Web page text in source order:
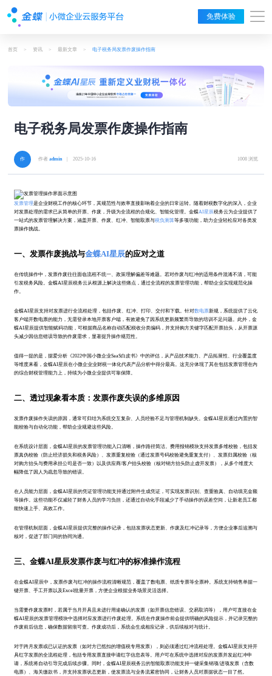
免费体验
首页 > 资讯 > 最新文章 > 电子税务局发票作废操作指南
电子税务局发票作废操作指南
作者admin| 2025-10-16 1008 浏览
发票管理是企业财税工作的核心环节，其规范性与效率直接影响着企业的日常运转。随着财税数字化的深入，企业
对发票处理的需求已从简单的开票、作废，升级为全流程的合规化、智能化管理。金蝶AI星辰税务云为企业提供了
一站式的发票管理解决方案，涵盖开票、作废、红冲、智能取票与税负测算等多项功能，助力企业轻松应对各类发
票操作挑战。
一、发票作废挑战与金蝶AI星辰的应对之道
在传统操作中，发票作废往往面临流程不统一、政策理解偏差等难题。若对作废与红冲的适用条件混淆不清，可能
引发税务风险。金蝶AI星辰税务云从根源上解决这些痛点，通过全流程的发票管理功能，帮助企业实现规范化操
作。
金蝶AI星辰支持对发票进行全流程处理，包括作废、红冲、打印、交付和下载。针对数电票新规，系统提供了云化
客户端开数电票的能力，无需登录本地开票客户端，有效避免了因系统更新频繁而导致的培训不足问题。此外，金
蝶AI星辰提供智能赋码功能，可根据商品名称自动匹配税收分类编码，并支持购方关键字匹配开票抬头，从开票源
头减少因信息错误导致的作废需求，显著提升操作规范性。
值得一提的是，据爱分析《2022中国小微企业SaaS白皮书》中的评估，从产品技术能力、产品拓展性、行业覆盖度
等维度来看，金蝶AI星辰在小微企业业财税一体化代表产品分析中得分最高。这充分体现了其在包括发票管理在内
的综合财税管理能力上，持续为小微企业提供可靠保障。
二、透过现象看本质：发票作废失误的多维原因
发票作废操作失误的原因，通常可归结为系统交互复杂、人员经验不足与管理机制缺失。金蝶AI星辰通过内置的智
能校验与自动化功能，帮助企业规避这些风险。
在系统设计层面，金蝶AI星辰的发票管理功能入口清晰，操作路径简洁。费用报销模块支持发票多维校验，包括发
票真伪校验（防止经济损失和税务风险）、发票重复校验（通过发票号码校验避免重复支付）、发票归属校验（核
对购方抬头与费用承担公司是否一致）以及供应商/客户抬头校验（核对销方抬头防止虚开发票），从多个维度大
幅降低了因人为疏忽导致的错误。
在人员能力层面，金蝶AI星辰的凭证管理功能支持通过附件生成凭证，可实现发票识别、查重验真、自动填充金额
等操作。这些功能不仅减轻了财务人员的学习负担，还通过自动化手段减少了手动操作的误差空间，让新老员工都
能快速上手、高效工作。
在管理机制层面，金蝶AI星辰提供完整的操作记录，包括发票状态更新、作废及红冲记录等，方便企业事后追溯与
核对，促进了部门间的协同沟通。
三、金蝶AI星辰发票作废与红冲的标准操作流程
在金蝶AI星辰中，发票作废与红冲的操作流程清晰规范，覆盖了数电票、纸质专票等全票种。系统支持销售单据一
键开票、手工开票以及Excel批量开票，方便企业根据业务场景灵活选择。
当需要作废发票时，若属于当月开具且未进行用途确认的发票（如开票信息错误、交易取消等），用户可直接在金
蝶AI星辰的发票管理模块中选择对应发票进行作废处理。系统在作废操作前会提供明确的风险提示，并记录完整的
作废前后信息，确保数据留痕可查。作废成功后，系统会生成相应记录，供后续核对与统计。
对于跨月发票或已认证的发票（如对方已抵扣的增值税专用发票），则必须通过红冲流程处理。金蝶AI星辰支持开
具红字发票的全流程处理，包括专用发票直接申请红字信息表等。用户可在系统中选择对应的发票并发起红冲申
请，系统将自动引导完成后续步骤。同时，金蝶AI星辰税务云的智能取票功能支持一键采集销项/进项发票（含数
电票）、海关缴款书，并支持发票状态更新，使发票流与业务流紧密协同，让财务人员对票据状态一目了然。